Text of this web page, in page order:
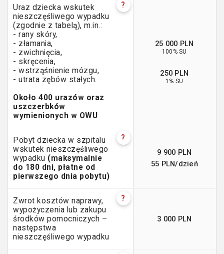
Uraz dziecka wskutek
nieszczęśliwego wypadku
(zgodnie z tabelą), m.in.:
- rany skóry,
- złamania,
- zwichnięcia,
- skręcenia,
- wstrząśnienie mózgu,
- utrata zębów stałych.
Około 400 urazów oraz
uszczerbków
wymienionych w OWU
?
25 000 PLN
100% SU
250 PLN
1% SU
Pobyt dziecka w szpitalu
wskutek nieszczęśliwego
wypadku (maksymalnie
do 180 dni, płatne od
pierwszego dnia pobytu)
?
9 900 PLN
55 PLN/dzień
Zwrot kosztów naprawy,
wypożyczenia lub zakupu
środków pomocniczych –
następstwa
nieszczęśliwego wypadku
?
3 000 PLN